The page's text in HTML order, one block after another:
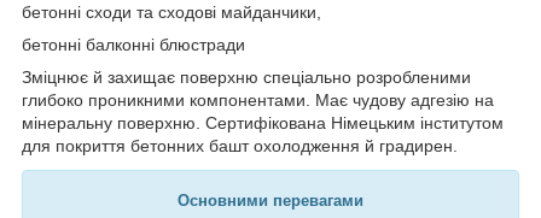
бетонні сходи та сходові майданчики,
бетонні балконні блюстради
Зміцнює й захищає поверхню спеціально розробленими
глибоко проникними компонентами. Має чудову адгезію на
мінеральну поверхню. Сертифікована Німецьким інститутом
для покриття бетонних башт охолодження й градирен.
Основними перевагами